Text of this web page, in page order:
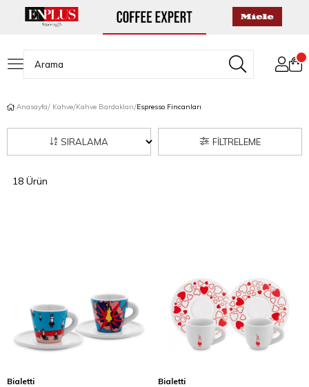
Anasayfa Kahve Kahve Bardakları Espresso Fincanları
FILTRELEME
SIRALAMA
18 Ürün
Bialetti
Bialetti